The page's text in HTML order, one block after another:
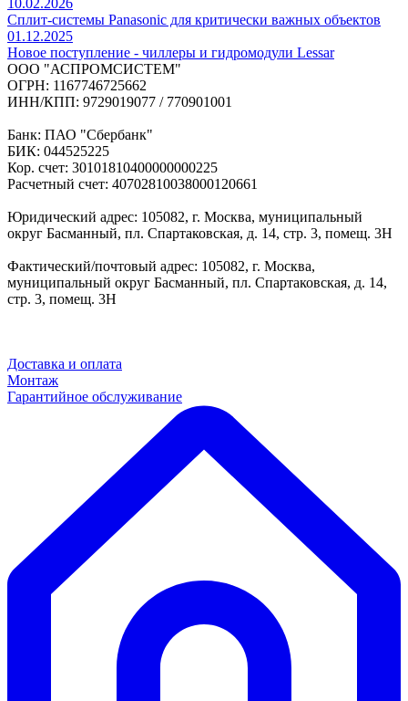
Сплит-системы Panasonic для критически важных объектов
01.12.2025
Новое поступление - чиллеры и гидромодули Lessar
ООО "АСПРОМСИСТЕМ"
ОГРН: 1167746725662
ИНН/КПП: 9729019077 / 770901001
Банк: ПАО "Сбербанк"
БИК: 044525225
Кор. счет: 30101810400000000225
Расчетный счет: 40702810038000120661
Юридический адрес: 105082, г. Москва, муниципальный
округ Басманный, пл. Спартаковская, д. 14, стр. 3, помещ. 3Н
Фактический/почтовый адрес: 105082, г. Москва,
муниципальный округ Басманный, пл. Спартаковская, д. 14,
стр. 3, помещ. 3Н
Доставка и оплата
Монтаж
Гарантийное обслуживание